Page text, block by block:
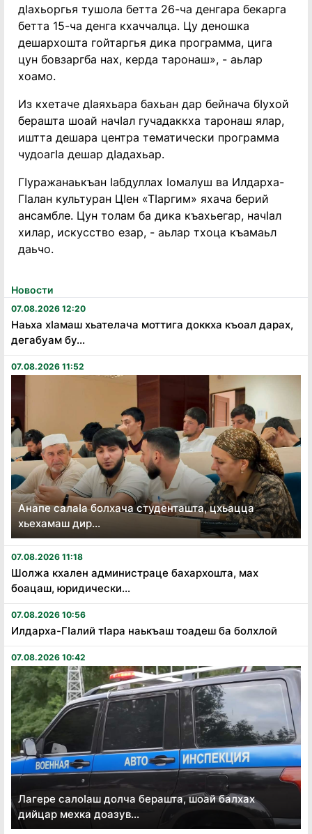
Новости
07.08.2026 12:20
Наьха хӏамаш хьателача моттига доккха къоал дарах,
дегабуам бу...
07.08.2026 11:52
Анапе салаӏа болхача студенташта, цхьацца
хьехамаш дир...
07.08.2026 11:18
Шолжа кхален администраце бахархошта, мах
боацаш, юридически...
07.08.2026 10:56
Илдарха-Гӏалий тӏара наькъаш тоадеш ба болхлой
07.08.2026 10:42
Лагере салоӏаш долча берашта, шоай балхах
дийцар мехка доазув...
дӏахьоргья тушола бетта 26-ча денгара бекарга
бетта 15-ча денга кхаччалца. Цу деношка
дешархошта гойтаргья дика программа, цига
цун бовзаргба нах, керда таронаш», - аьлар
хоамо.
Из кхетаче дӏаяхьара бахьан дар бейнача бӏухой
берашта шоай начӏал гучадаккха таронаш ялар,
иштта дешара центра тематически программа
чудоагӏа дешар дӏадахьар.
Гӏуражанаькъан ӏабдуллах ӏомалуш ва Илдарха-
Гӏалан культуран Цӏен «Тӏаргим» яхача берий
ансамбле. Цун толам ба дика къахьегар, начӏал
хилар, искусство езар, - аьлар тхоца къамаьл
даьчо.